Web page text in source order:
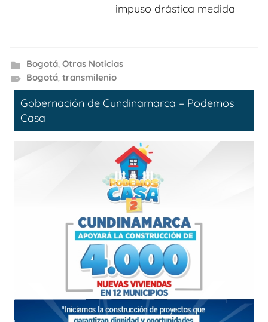
impuso drástica medida
Bogotá, Otras Noticias
Bogotá, transmilenio
Gobernación de Cundinamarca – Podemos
Casa